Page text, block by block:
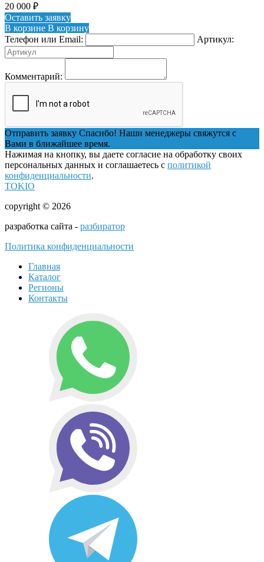
20 000 ₽
Оставить заявку
В корзине В корзину
Телефон или Email:
Артикул:
Комментарий:
Отправить заявку Спасибо! Наши менеджеры свяжутся с
Вами в ближайшее время.
Нажимая на кнопку, вы даете согласие на обработку своих
персональных данных и соглашаетесь с политикой
конфиденциальности.
TOKIO
copyright © 2026
разработка сайта - разбиратор
Политика конфиденциальности
Главная
Каталог
Регионы
Контакты